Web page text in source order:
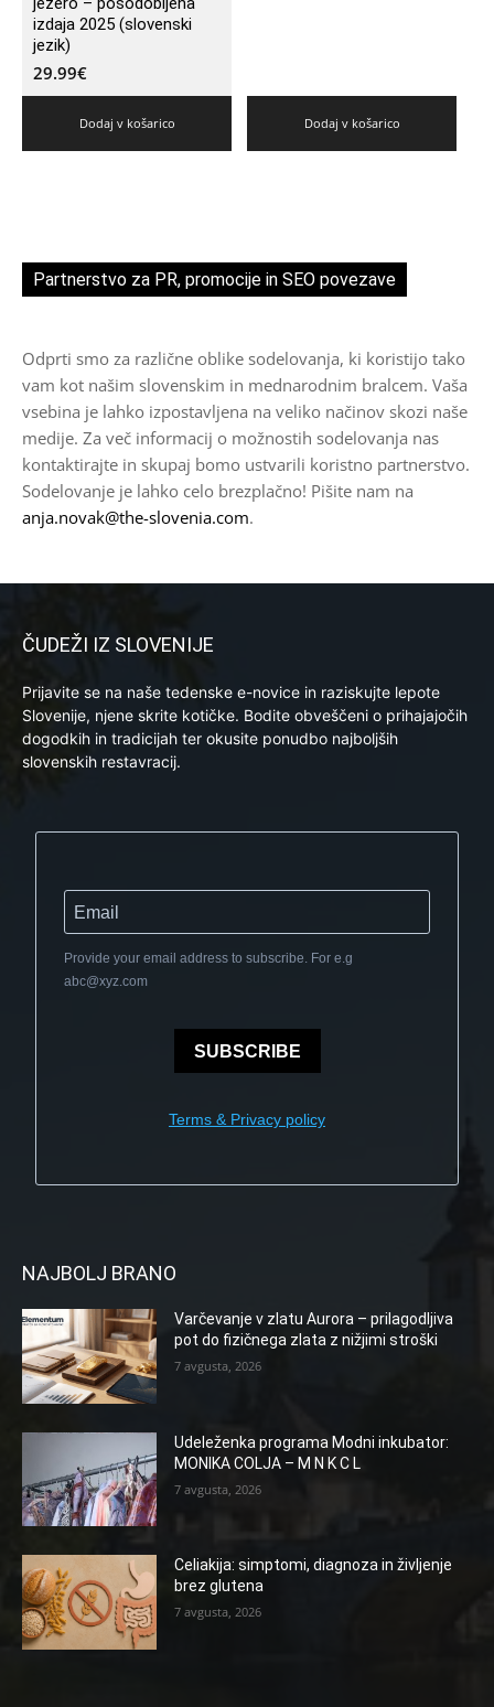
izdaja 2025 (slovenski
jezik)
29.99€
Dodaj v košarico Dodaj v košarico
Partnerstvo za PR, promocije in SEO povezave
Odprti smo za različne oblike sodelovanja, ki koristijo tako
vam kot našim slovenskim in mednarodnim bralcem. Vaša
vsebina je lahko izpostavljena na veliko načinov skozi naše
medije. Za več informacij o možnostih sodelovanja nas
kontaktirajte in skupaj bomo ustvarili koristno partnerstvo.
Sodelovanje je lahko celo brezplačno! Pišite nam na
anja.novak@the-slovenia.com.
ČUDEŽI IZ SLOVENIJE
Prijavite se na naše tedenske e-novice in raziskujte lepote
Slovenije, njene skrite kotičke. Bodite obveščeni o prihajajočih
dogodkih in tradicijah ter okusite ponudbo najboljših
slovenskih restavracij.
Provide your email address to subscribe. For e.g
abc@xyz.com
SUBSCRIBE
Terms & Privacy policy
NAJBOLJ BRANO
Varčevanje v zlatu Aurora – prilagodljiva
pot do fizičnega zlata z nižjimi stroški
7 avgusta, 2026
Udeleženka programa Modni inkubator:
MONIKA COLJA – M N K C L
7 avgusta, 2026
Celiakija: simptomi, diagnoza in življenje
brez glutena
7 avgusta, 2026